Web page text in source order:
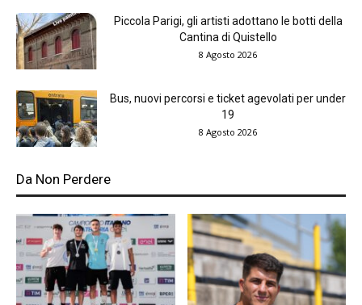
Piccola Parigi, gli artisti adottano le botti della
Cantina di Quistello
8 Agosto 2026
Bus, nuovi percorsi e ticket agevolati per under
19
8 Agosto 2026
Da Non Perdere